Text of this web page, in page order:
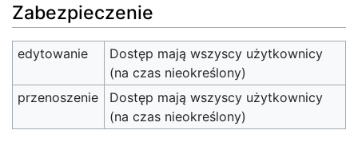
Zabezpieczenie
edytowanie
Dostęp mają wszyscy użytkownicy
(na czas nieokreślony)
przenoszenie
Dostęp mają wszyscy użytkownicy
(na czas nieokreślony)